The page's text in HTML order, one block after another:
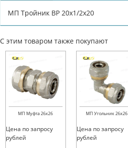
МП Тройник ВР 20х1/2х20
С этим товаром также покупают
МП Муфта 26х26
Цена по запросу
рублей
МП Угольник 26х26
Цена по запросу
рублей